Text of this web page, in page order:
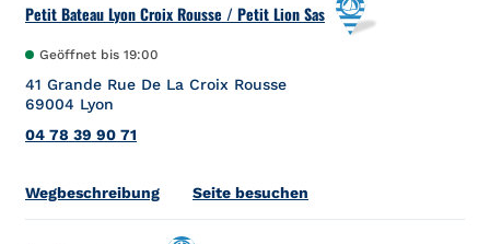
Petit Bateau Lyon Croix Rousse / Petit Lion Sas
Geöffnet bis 19:00
41 Grande Rue De La Croix Rousse
69004 Lyon
04 78 39 90 71
WegbeschreibungLink Opens in New Tab
Seite besuchen